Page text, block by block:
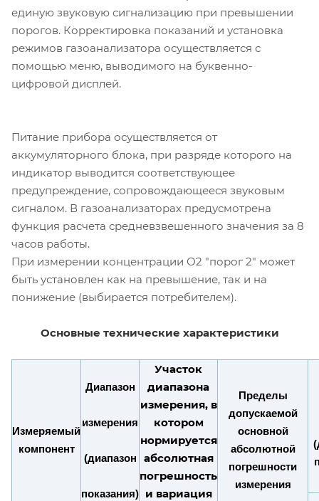
единую звуковую сигнализацию при превышении
порогов. Корректировка показаний и установка
режимов газоанализатора осуществляется с
помощью меню, выводимого на буквенно-
цифровой дисплей.
Питание прибора осуществляется от
аккумуляторного блока, при разряде которого на
индикатор выводится соответствующее
предупреждение, сопровождающееся звуковым
сигналом. В газоанализаторах предусмотрена
функция расчета средневзвешенного значения за 8
часов работы.
При измерении концентрации О2 "порог 2" может
быть установлен как на превышение, так и на
понижение (выбирается потребителем).
Основные технические характеристики
Измеряемый
компонент
Диапазон
измерения
(диапазон
показания)
Участок
диапазона
измерения, в
котором
нормируется
абсолютная
погрешность
и вариация
Пределы
допускаемой
основной
абсолютной
погрешности
измерения